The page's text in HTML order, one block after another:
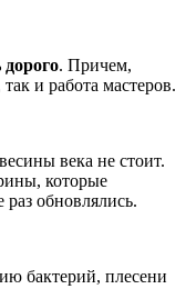
дорого. Причем,
и работа мастеров.
века не стоит.
которые
обновлялись.
бактерий, плесени